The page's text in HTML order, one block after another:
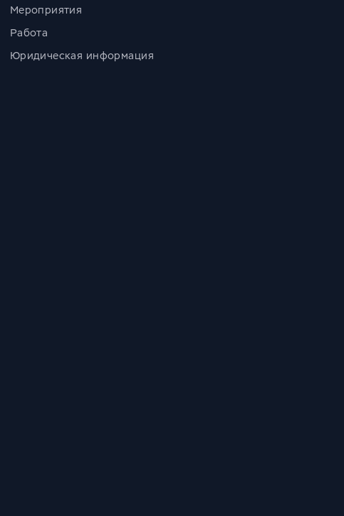
Мероприятия
Работа
Юридическая информация